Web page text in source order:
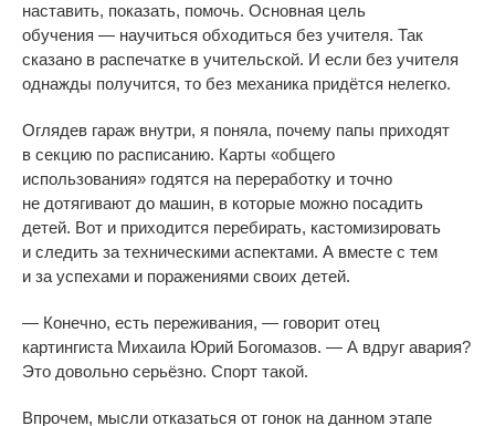
наставить, показать, помочь. Основная цель
обучения — научиться обходиться без учителя. Так
сказано в распечатке в учительской. И если без учителя
однажды получится, то без механика придётся нелегко.
Оглядев гараж внутри, я поняла, почему папы приходят
в секцию по расписанию. Карты «общего
использования» годятся на переработку и точно
не дотягивают до машин, в которые можно посадить
детей. Вот и приходится перебирать, кастомизировать
и следить за техническими аспектами. А вместе с тем
и за успехами и поражениями своих детей.
— Конечно, есть переживания, — говорит отец
картингиста Михаила Юрий Богомазов. — А вдруг авария?
Это довольно серьёзно. Спорт такой.
Впрочем, мысли отказаться от гонок на данном этапе